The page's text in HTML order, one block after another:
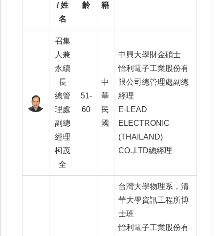
/ 姓
名
齡
籍
召集
人兼
永續
長
總管
理處
副總
經理
柯茂
全
51-
60
中
華
民
國
中興大學財金碩士
怡利電子工業股份有
限公司總管理處副總
經理
E-LEAD
ELECTRONIC
(THAILAND)
CO.,LTD總經理
台灣大學物理系，清
華大學資訊工程所博
士班
怡利電子工業股份有